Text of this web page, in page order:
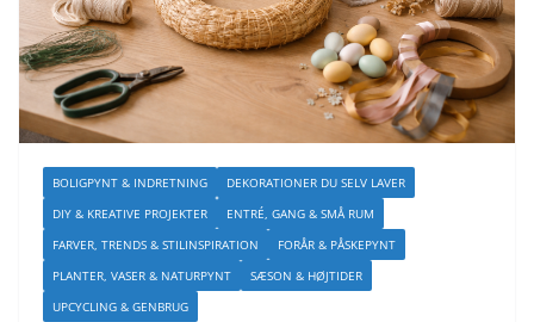
BOLIGPYNT & INDRETNING
DEKORATIONER DU SELV LAVER
DIY & KREATIVE PROJEKTER
ENTRÉ, GANG & SMÅ RUM
FARVER, TRENDS & STILINSPIRATION
FORÅR & PÅSKEPYNT
PLANTER, VASER & NATURPYNT
SÆSON & HØJTIDER
UPCYCLING & GENBRUG